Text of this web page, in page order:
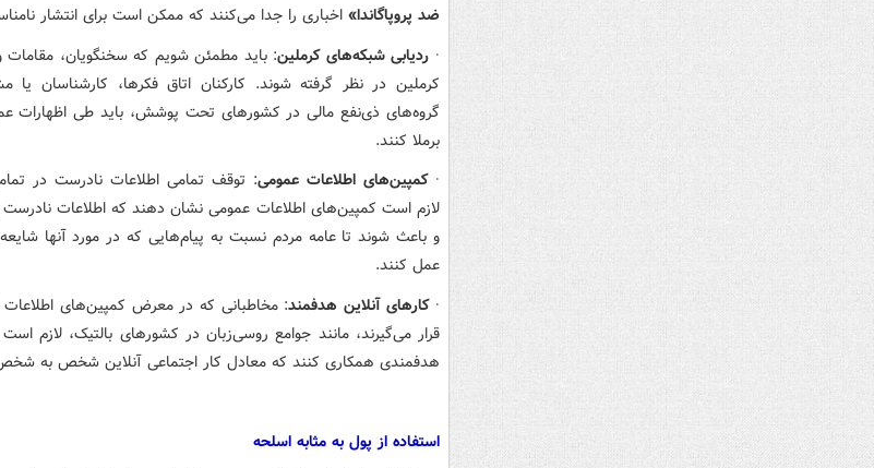
ضد پروپاگاندا» اخباری را جدا می‌کنند که ممکن است برای انتشار
· ردیابی شبکه‌های کرملین: باید مطمئن شویم که سخنگویان، مقامات
کرملین در نظر گرفته شوند. کارکنان اتاق فکرها، کارشناسان یا
گروه‌های ذی‌نفع مالی در کشورهای تحت پوشش، باید طی اظهارات
برملا کنند.
·کمپین‌های اطلاعات عمومی: توقف تمامی اطلاعات نادرست در
لازم است کمپین‌های اطلاعات عمومی نشان دهند که اطلاعات
و باعث شوند تا عامه مردم نسبت به پیام‌هایی که در مورد آنها
عمل کنند.
·کارهای آنلاین هدفمند: مخاطبانی که در معرض کمپین‌های
قرار می‌گیرند، مانند جوامع روسی‌زبان در کشورهای بالتیک، لازم
هدفمندی همکاری کنند که معادل کار اجتماعی آنلاین شخص به شخص
استفاده از پول به مثابه اسلحه